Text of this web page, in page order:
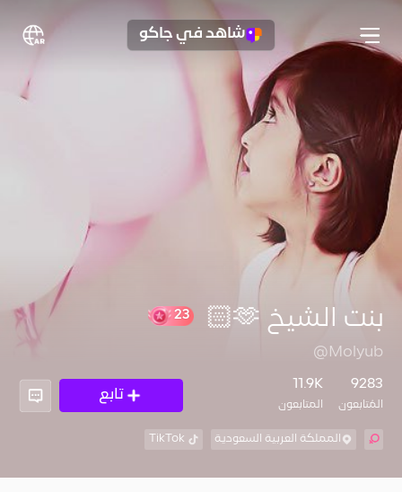
شاهد في جاكو
بنت الشيخ 🫶🏻
@Molyub
9283
المُتابعون
11.9K
المتابعون
تابع
المملكة العربية السعودية